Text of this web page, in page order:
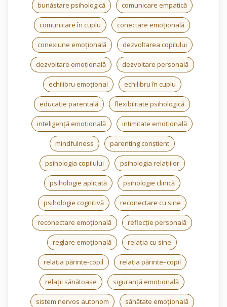
bunăstare psihologică comunicare empatică
comunicare în cuplu conectare emoțională
conexiune emoțională dezvoltarea copilului
dezvoltare emoțională dezvoltare personală
echilibru emoțional echilibru în cuplu
educație parentală flexibilitate psihologică
inteligență emoțională intimitate emoțională
mindfulness parenting conștient
psihologia copilului psihologia relațiilor
psihologie aplicată psihologie clinică
psihologie cognitivă reconectare cu sine
reconectare emoțională reflecție personală
reglare emoțională relația cu sine
relația părinte-copil relația părinte–copil
relații sănătoase siguranță emoțională
sistem nervos autonom sănătate emoțională